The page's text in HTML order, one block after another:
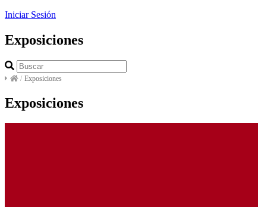
Iniciar Sesión
Exposiciones
/ Exposiciones
Exposiciones